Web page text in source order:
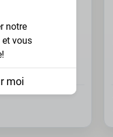
noir de 3XL à
notre
et vous
moi